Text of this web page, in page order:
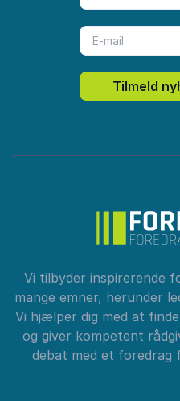
Tilmeld
Vi tilbyder inspirerende
mange emner, herunder
Vi hjælper dig med at
og giver kompetent
debat med et